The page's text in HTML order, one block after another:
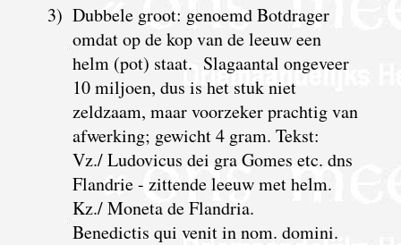
3) Dubbele groot: genoemd Botdrager
omdat op de kop van de leeuw een
helm (pot) staat. Slagaantal ongeveer
10 miljoen, dus is het stuk niet
zeldzaam, maar voorzeker prachtig van
afwerking; gewicht 4 gram. Tekst:
Vz./ Ludovicus dei gra Gomes etc. dns
Flandrie - zittende leeuw met helm.
Kz./ Moneta de Flandria.
Benedictis qui venit in nom. domini.